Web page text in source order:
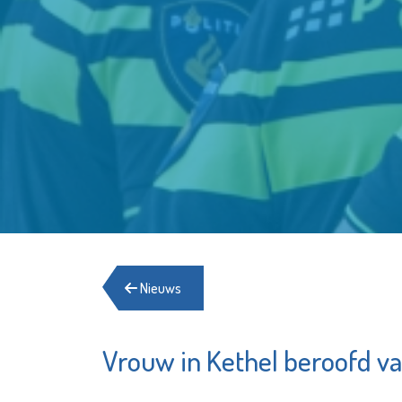
Nieuws
Vrouw in Kethel beroofd
Schuldhulpmaatje